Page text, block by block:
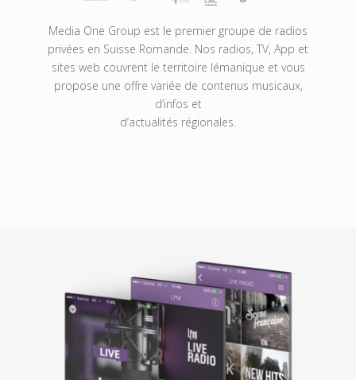
Media One Group est le premier groupe de radios
privées en Suisse Romande. Nos radios, TV, App et
sites web couvrent le territoire lémanique et vous
propose une offre variée de contenus musicaux,
d’infos et
d’actualités régionales.